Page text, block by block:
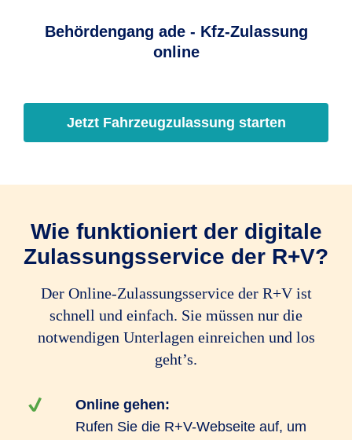
Behördengang ade - Kfz-Zulassung
online
Jetzt Fahrzeugzulassung starten
Wie funktioniert der digitale
Zulassungsservice der R+V?
Der Online-Zulassungsservice der R+V ist
schnell und einfach. Sie müssen nur die
notwendigen Unterlagen einreichen und los
geht’s.
Online gehen:
Rufen Sie die R+V-Webseite auf, um